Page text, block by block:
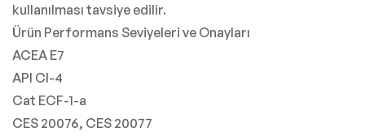
kullanılması tavsiye edilir.
Ürün Performans Seviyeleri ve Onayları
ACEA E7
API CI-4
Cat ECF-1-a
CES 20076, CES 20077